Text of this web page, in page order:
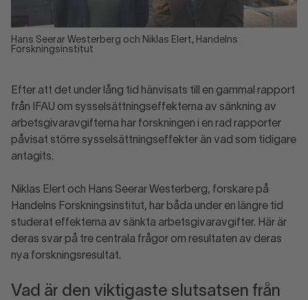
Hans Seerar Westerberg och Niklas Elert, Handelns
Forskningsinstitut
Efter att det under lång tid hänvisats till en gammal rapport
från IFAU om sysselsättningseffekterna av sänkning av
arbetsgivaravgifterna har forskningen i en rad rapporter
påvisat större sysselsättningseffekter än vad som tidigare
antagits.
Niklas Elert och Hans Seerar Westerberg, forskare på
Handelns Forskningsinstitut, har båda under en längre tid
studerat effekterna av sänkta arbetsgivaravgifter. Här är
deras svar på tre centrala frågor om resultaten av deras
nya forskningsresultat.
Vad är den viktigaste slutsatsen från